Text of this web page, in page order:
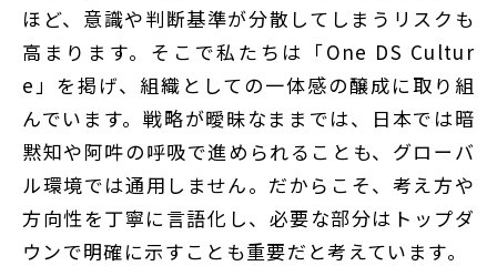
ほど、意識や判断基準が分散してしまうリスクも
高まります。そこで私たちは「One DS Cultur
e」を掲げ、組織としての一体感の醸成に取り組
んでいます。戦略が曖昧なままでは、日本では暗
黙知や阿吽の呼吸で進められることも、グローバ
ル環境では通用しません。だからこそ、考え方や
方向性を丁寧に言語化し、必要な部分はトップダ
ウンで明確に示すことも重要だと考えています。